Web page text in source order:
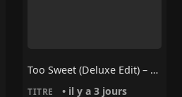
Too Sweet (Deluxe Edit) – Trinix, The Macarons Project
TITRE • il y a 3 jours